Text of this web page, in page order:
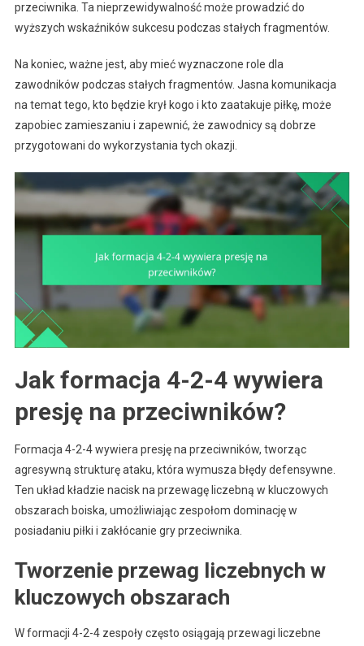
przeciwnika. Ta nieprzewidywalność może prowadzić do
wyższych wskaźników sukcesu podczas stałych fragmentów.
Na koniec, ważne jest, aby mieć wyznaczone role dla
zawodników podczas stałych fragmentów. Jasna komunikacja
na temat tego, kto będzie krył kogo i kto zaatakuje piłkę, może
zapobiec zamieszaniu i zapewnić, że zawodnicy są dobrze
przygotowani do wykorzystania tych okazji.
Jak formacja 4-2-4 wywiera
presję na przeciwników?
Formacja 4-2-4 wywiera presję na przeciwników, tworząc
agresywną strukturę ataku, która wymusza błędy defensywne.
Ten układ kładzie nacisk na przewagę liczebną w kluczowych
obszarach boiska, umożliwiając zespołom dominację w
posiadaniu piłki i zakłócanie gry przeciwnika.
Tworzenie przewag liczebnych w
kluczowych obszarach
W formacji 4-2-4 zespoły często osiągają przewagi liczebne